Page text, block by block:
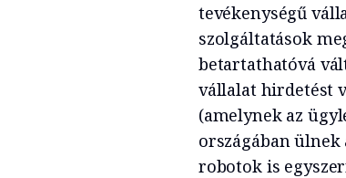
tevékenységű
szolgáltatások
betartathatóvá
vállalat hirdetést
(amelynek az
országában
robotok is